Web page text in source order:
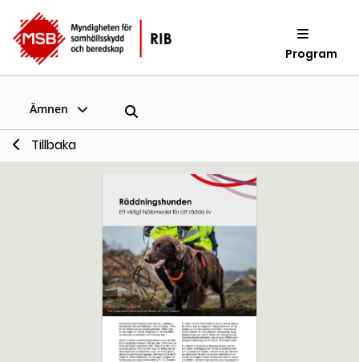
Program
Ämnen
Tillbaka